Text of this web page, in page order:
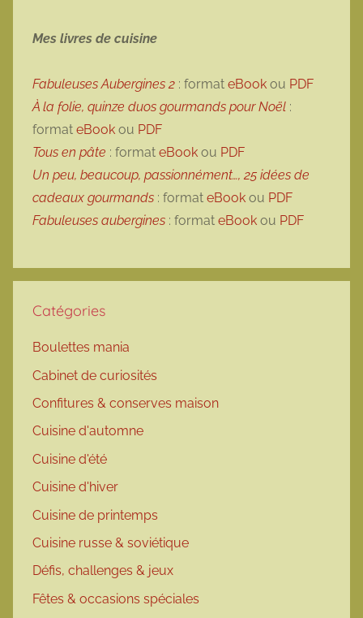
Mes livres de cuisine
Fabuleuses Aubergines 2 : format eBook ou PDF
À la folie, quinze duos gourmands pour Noël :
format eBook ou PDF
Tous en pâte : format eBook ou PDF
Un peu, beaucoup, passionnément…, 25 idées de
cadeaux gourmands : format eBook ou PDF
Fabuleuses aubergines : format eBook ou PDF
Catégories
Boulettes mania
Cabinet de curiosités
Confitures & conserves maison
Cuisine d'automne
Cuisine d'été
Cuisine d'hiver
Cuisine de printemps
Cuisine russe & soviétique
Défis, challenges & jeux
Fêtes & occasions spéciales